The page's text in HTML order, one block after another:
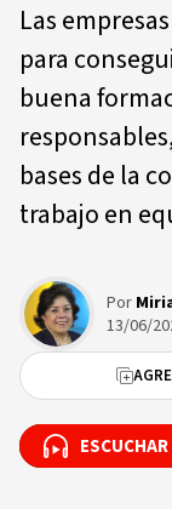
Las
para
buena
bases de la
trabajo en
Por
13/06/
ESCUCHAR
ESCUCHAR